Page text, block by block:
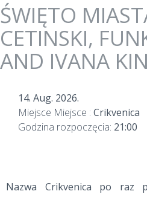
ŚWIĘTO
CETINSKI,
AND IVANA
14. Aug. 2026.
Miejsce Miejsce : Crikvenica
Godzina rozpoczęcia: 21:00
Nazwa Crikvenica po raz